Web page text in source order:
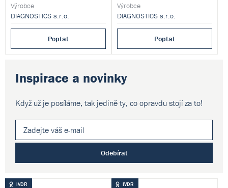
Inspirace a novinky
Když už je posíláme, tak jedině ty, co opravdu stojí za to!
Odebírat
Výrobce
DIAGNOSTICS s.r.o.
Poptat
Výrobce
DIAGNOSTICS s.r.o.
Poptat
IVDR IVDR